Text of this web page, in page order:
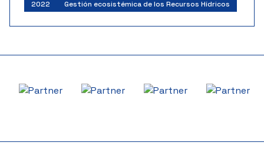
2022 Gestión ecosistémica de los Recursos Hídricos